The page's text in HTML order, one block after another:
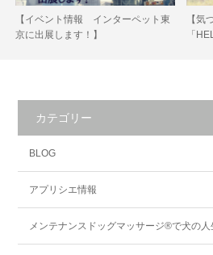
【イベント情報 インターペット東
京に出展します！】
【気
「
カテゴリー
BLOG
アプリシエ情報
メンテナンスドッグマッサージ®で犬の人